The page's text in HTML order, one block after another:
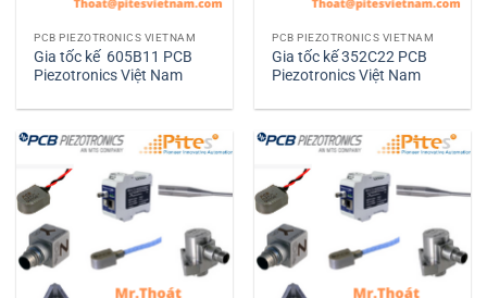
PCB PIEZOTRONICS VIETNAM
Gia tốc kế 605B11 PCB
Piezotronics Việt Nam
PCB PIEZOTRONICS VIETNAM
Gia tốc kế 352C22 PCB
Piezotronics Việt Nam